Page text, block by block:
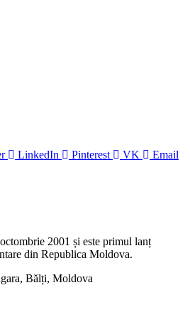
LinkedIn Pinterest VK
Email
2001 și este primul lanț
din Republica Moldova.
Bălți, Moldova